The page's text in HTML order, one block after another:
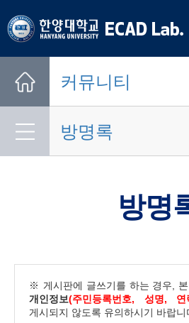
한양대학교 한양대학
연구실
커뮤니티
방명록
방명
※ 게시판에 글쓰기를 하는 경우,
개인정보(주민등록번호, 성명,
게시되지 않도록 유의하시기 바랍니